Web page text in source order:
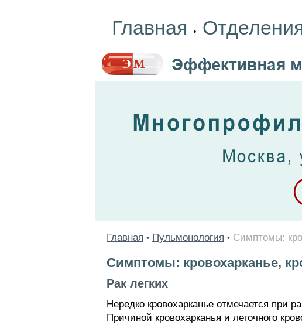
Главная •
Главная • Пульмонология • Симптомы:
Симптомы: кровохарканье,
Рак легких
Нередко кровохарканье отмечается при
Причиной кровохарканья и легочного